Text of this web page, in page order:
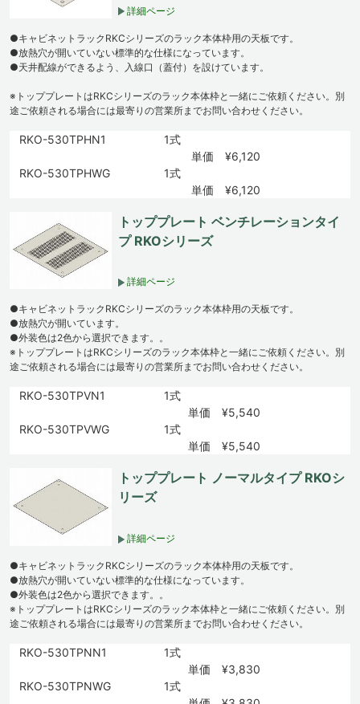
詳細ページ
●キャビネットラックRKCシリーズのラック本体枠用の天板です。
●放熱穴が開いていない標準的な仕様になっています。
●天井配線ができるよう、入線口（蓋付）を設けています。
※トッププレートはRKCシリーズのラック本体枠と一緒にご依頼ください。別
途ご依頼される場合には最寄りの営業所までお問い合わせください。
RKO-530TPHN1
1式
単価 ¥6,120
RKO-530TPHWG
1式
単価 ¥6,120
トッププレート ベンチレーションタイ
プ RKOシリーズ
詳細ページ
●キャビネットラックRKCシリーズのラック本体枠用の天板です。
●放熱穴が開いています。
●外装色は2色から選択できます。。
※トッププレートはRKCシリーズのラック本体枠と一緒にご依頼ください。別
途ご依頼される場合には最寄りの営業所までお問い合わせください。
RKO-530TPVN1
1式
単価 ¥5,540
RKO-530TPVWG
1式
単価 ¥5,540
トッププレート ノーマルタイプ RKOシ
リーズ
詳細ページ
●キャビネットラックRKCシリーズのラック本体枠用の天板です。
●放熱穴が開いていない標準的な仕様になっています。
●外装色は2色から選択できます。。
※トッププレートはRKCシリーズのラック本体枠と一緒にご依頼ください。別
途ご依頼される場合には最寄りの営業所までお問い合わせください。
RKO-530TPNN1
1式
単価 ¥3,830
RKO-530TPNWG
1式